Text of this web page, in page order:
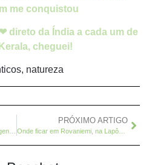
me conquistou
direto da Índia a cada um de
cheguei!
, natureza
Como receber alertas de passagens aéreas mais baratas direto no seu e-mail?
PRÓXIMO ARTIGO
Onde ficar em Rovaniemi, na Lapônia Finlandesa – Guesthouse Borealis